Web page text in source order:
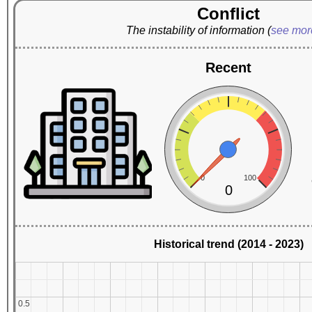
Conflict
The instability of information (see
Recent
0 100
0
Historical trend (2014 - 2023)
0.5
0.5